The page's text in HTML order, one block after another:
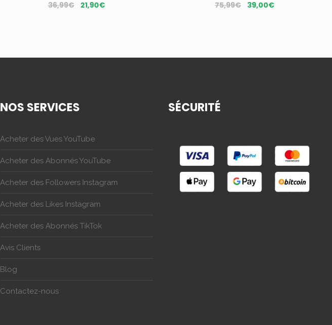
36,99€ Le
36,99€.
21,90€Le
21,90€.
75,99€ Le
75,99€.
39,00€Le
39,00€.
NOS SERVICES
Acheter des Vues YouTube
Acheter des Abonnés YouTube
Acheter des Followers Instagram
Acheter des Likes Instagram
Acheter des Abonnés TikTok
Avis Clients
Blog
Contactez-nous
SÉCURITÉ